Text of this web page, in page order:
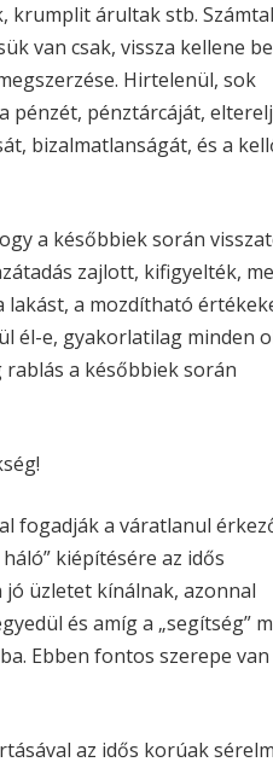
krumplit árultak stb.
van csak, vissza kellene
Hirtelenül, sok
pénzét, pénztárcáját,
bizalmatlanságát, és a
a későbbiek során
zajlott, kifigyelték,
a mozdítható
él-e, gyakorlatilag minden
a későbbiek során
fogadják a váratlanul
kiépítésére az idős
üzletet kínálnak, azonnal
és amíg a „segítség”
Ebben fontos szerepe van
az idős korúak